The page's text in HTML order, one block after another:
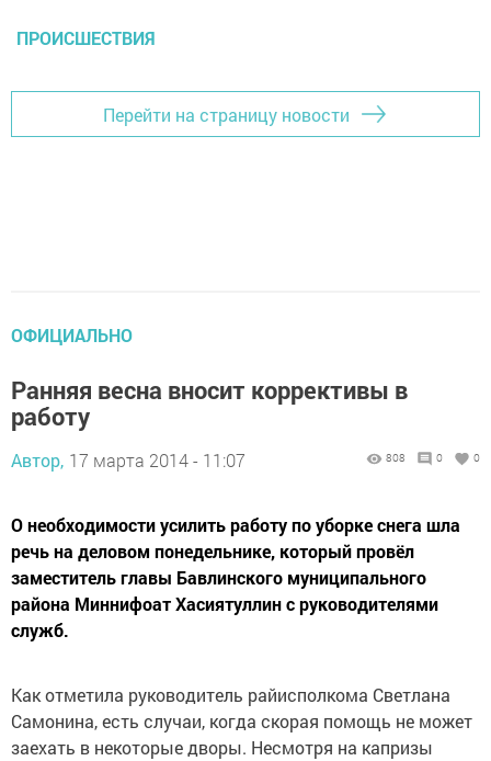
ПРОИСШЕСТВИЯ
Перейти на страницу новости
ОФИЦИАЛЬНО
Ранняя весна вносит коррективы в
работу
Автор, 17 марта 2014 - 11:07 808 0 0
О необходимости усилить работу по уборке снега шла
речь на деловом понедельнике, который провёл
заместитель главы Бавлинского муниципального
района Миннифоат Хасиятуллин с руководителями
служб.
Как отметила руководитель райисполкома Светлана
Самонина, есть случаи, когда скорая помощь не может
заехать в некоторые дворы. Несмотря на капризы